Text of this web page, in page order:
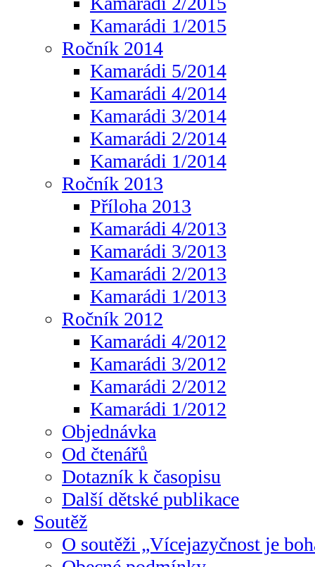
Kamarádi 1/2015
Ročník 2014
Kamarádi 5/2014
Kamarádi 4/2014
Kamarádi 3/2014
Kamarádi 2/2014
Kamarádi 1/2014
Ročník 2013
Příloha 2013
Kamarádi 4/2013
Kamarádi 3/2013
Kamarádi 2/2013
Kamarádi 1/2013
Ročník 2012
Kamarádi 4/2012
Kamarádi 3/2012
Kamarádi 2/2012
Kamarádi 1/2012
Objednávka
Od čtenářů
Dotazník k časopisu
Další dětské publikace
Soutěž
O soutěži „Vícejazyčnost je